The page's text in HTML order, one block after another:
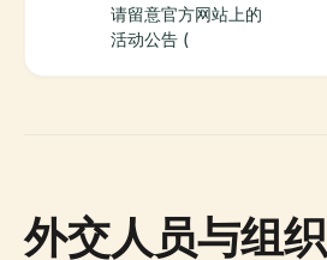
请留意官方网站上的
活动公告 (
外交人员与组